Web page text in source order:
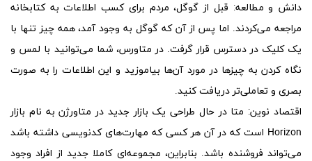
دانش و مطالعه: قبل از گوگل، مردم برای کسب اطلاعات به کتابخانه
مراجعه می‌کردند. اما پس از آن که گوگل به وجود آمد، همه چیز تنها با
یک کلیک در دسترس قرار گرفت. در متاورس، شما می‌توانید با لمس و
نگاه کردن به چیزها در مورد آن‌ها بیاموزید و این اطلاعات را به صورت
بصری و تعاملی‌تر دریافت کنید.
اقتصاد نوین: متا در حال طراحی یک بازار جدید در متاورژن به نام بازار
Horizon است که در آن هر کسی که مهارت‌های کدنویسی داشته باشد
می‌تواند فروشنده باشد. بنابراین، مجموعه‌ای کاملا جدید از افراد وجود